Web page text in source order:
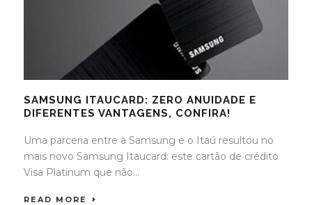
SAMSUNG ITAUCARD: ZERO ANUIDADE E
DIFERENTES VANTAGENS, CONFIRA!
Uma parceria entre a Samsung e o Itaú resultou no
mais novo Samsung Itaucard: este cartão de crédito
Visa Platinum que não...
READ MORE